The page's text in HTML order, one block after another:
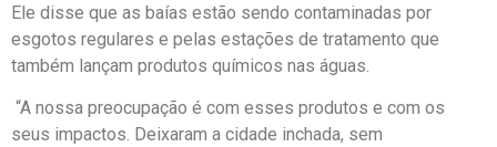
Ele disse que as baías estão sendo contaminadas por
esgotos regulares e pelas estações de tratamento que
também lançam produtos químicos nas águas.
“A nossa preocupação é com esses produtos e com os
seus impactos. Deixaram a cidade inchada, sem